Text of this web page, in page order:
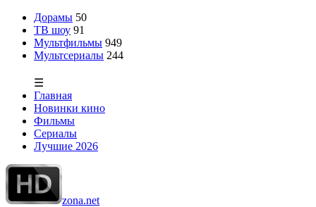
Дорамы 50
ТВ шоу 91
Мультфильмы 949
Мультсериалы 244
☰
Главная
Новинки кино
Фильмы
Сериалы
Лучшие 2026
zona.net